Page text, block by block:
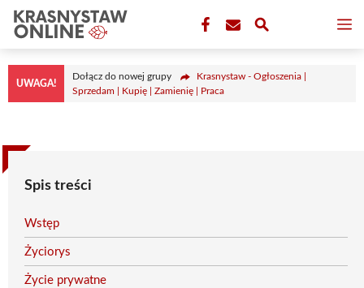
Przejdź
treści
UWAGA!
Dołącz do nowej grupy
Krasnystaw - Ogłoszenia |
Sprzedam | Kupię | Zamienię | Praca
Spis treści
Wstęp
Życiorys
Życie prywatne